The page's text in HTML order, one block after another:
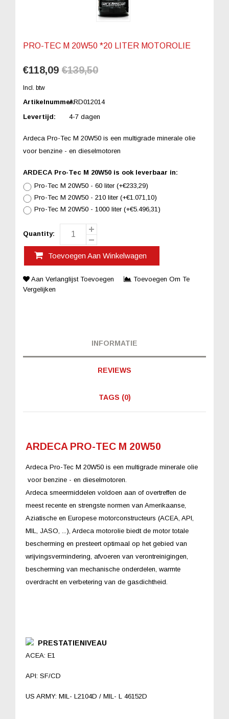
PRO-TEC M 20W50 *20 LITER MOTOROLIE
€118,09 €139,50
Incl. btw
Artikelnummer:ARD012014
Levertijd:
4-7 dagen
Ardeca Pro-Tec M 20W50 is een multigrade minerale olie
voor benzine - en dieselmotoren
ARDECA Pro-Tec M 20W50 is ook leverbaar in:
Pro-Tec M 20W50 - 60 liter (+€233,29)
Pro-Tec M 20W50 - 210 liter (+€1.071,10)
Pro-Tec M 20W50 - 1000 liter (+€5.496,31)
Quantity:
Toevoegen Aan Winkelwagen
Aan Verlanglijst Toevoegen
Toevoegen Om Te
Vergelijken
INFORMATIE
REVIEWS
TAGS (0)
ARDECA PRO-TEC M 20W50
Ardeca Pro-Tec M 20W50 is een multigrade minerale olie
voor benzine - en dieselmotoren.
Ardeca smeermiddelen voldoen aan of overtreffen de
meest recente en strengste normen van Amerikaanse,
Aziatische en Europese motorconstructeurs (ACEA, API,
MIL, JASO, ...), Ardeca motorolie biedt de motor totale
bescherming en presteert optimaal op het gebied van
wrijvingsvermindering, afvoeren van verontreinigingen,
bescherming van mechanische onderdelen, warmte
overdracht en verbetering van de gasdichtheid.
PRESTATIENIVEAU
ACEA: E1
API: SF/CD
US ARMY: MIL- L2104D / MIL- L 46152D